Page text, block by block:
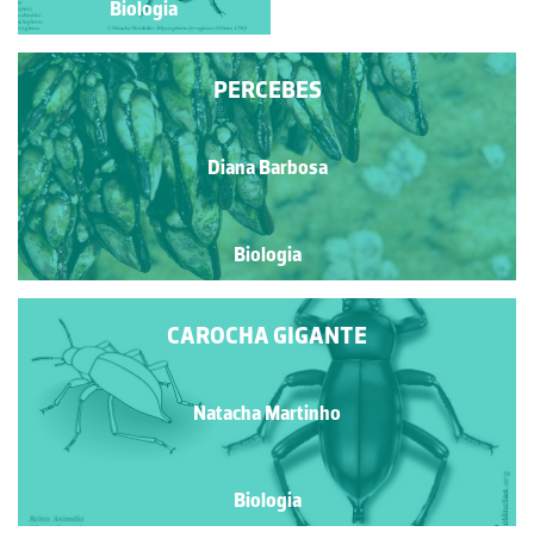
Biologia
PERCEBES
Diana Barbosa
Biologia
CAROCHA GIGANTE
Natacha Martinho
Biologia
Biologia